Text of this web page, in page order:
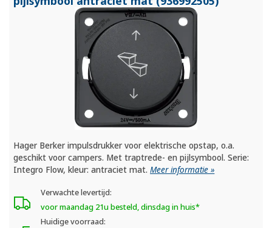
Hager Berker impulsdrukker voor elektrische opstap, o.a.
geschikt voor campers. Met traptrede- en pijlsymbool. Serie:
Integro Flow, kleur: antraciet mat.Meer informatie »
Verwachte levertijd:
voor maandag 21u besteld, dinsdag in huis*
Huidige voorraad: